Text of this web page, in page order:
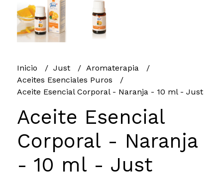
Inicio Just
Aromaterapia
Aceites Esenciales Puros
Aceite Esencial Corporal - Naranja - 10 ml - Just
Aceite Esencial
Corporal - Naranja
- 10 ml - Just